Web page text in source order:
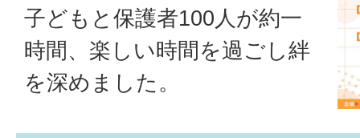
子どもと保護者100人が約一
時間、楽しい時間を過ごし絆
を深めました。